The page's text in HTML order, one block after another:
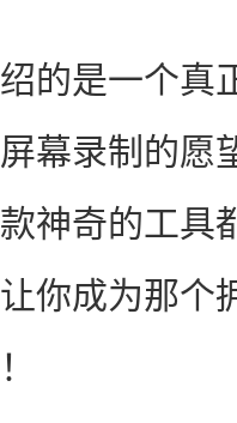
的是一个真
幕录制的愿
神奇的工具
你成为那个